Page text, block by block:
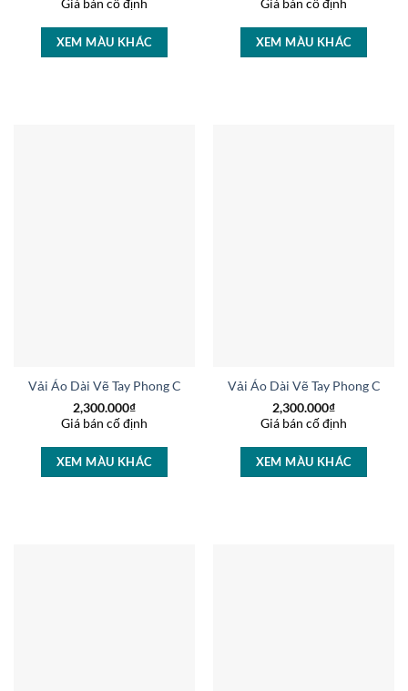
Giá bán cố định
XEM MÀU KHÁC
Giá bán cố định
XEM MÀU KHÁC
Vải Áo Dài Vẽ Tay Phong Cảnh Sang Trọng AD V14738
2,300.000₫
Giá bán cố định
XEM MÀU KHÁC
Vải Áo Dài Vẽ Tay Phong
2,300.000₫
Giá bán cố định
XEM MÀU KHÁC